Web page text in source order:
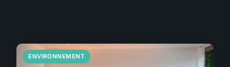
ENVIRONNEMENT